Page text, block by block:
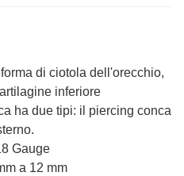
di ciotola dell'orecchio,
inferiore
ha due tipi: il piercing conca
Gauge
a 12 mm